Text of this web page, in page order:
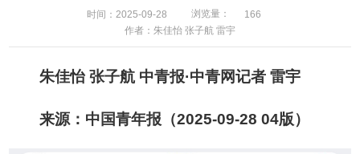
时间：2025-09-28 浏览量：
166
作者：朱佳怡 张子航 雷宇
朱佳怡 张子航 中青报·中青网记者 雷宇
来源：中国青年报（2025-09-28 04版）